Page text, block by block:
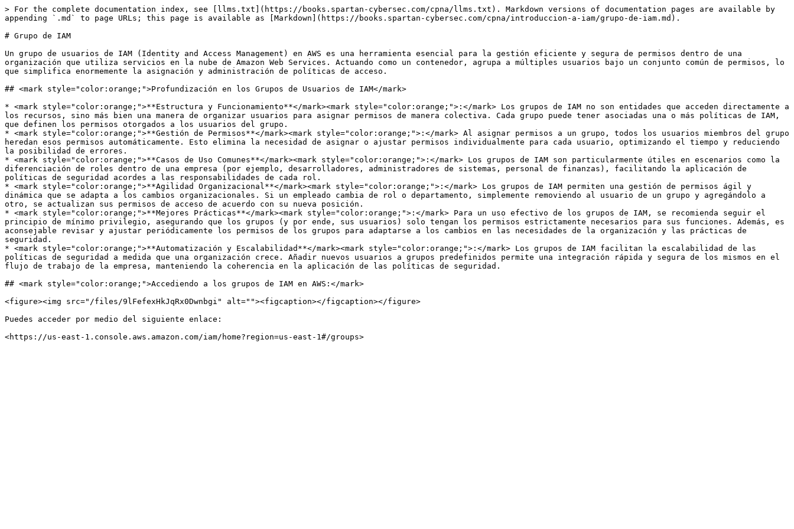
> For the complete documentation index, see [llms.txt](https://books.spartan-cybersec.com/cpna/llms.txt). Markdown versions of documentation pages are available by
appending `.md` to page URLs; this page is available as [Markdown](https://books.spartan-cybersec.com/cpna/introduccion-a-iam/grupo-de-iam.md).
# Grupo de IAM
Un grupo de usuarios de IAM (Identity and Access Management) en AWS es una herramienta esencial para la gestión eficiente y segura de permisos dentro de una
organización que utiliza servicios en la nube de Amazon Web Services. Actuando como un contenedor, agrupa a múltiples usuarios bajo un conjunto común de permisos, lo
que simplifica enormemente la asignación y administración de políticas de acceso.
## <mark style="color:orange;">Profundización en los Grupos de Usuarios de IAM</mark>
* <mark style="color:orange;">**Estructura y Funcionamiento**</mark><mark style="color:orange;">:</mark> Los grupos de IAM no son entidades que acceden directamente a
los recursos, sino más bien una manera de organizar usuarios para asignar permisos de manera colectiva. Cada grupo puede tener asociadas una o más políticas de IAM,
que definen los permisos otorgados a los usuarios del grupo.
* <mark style="color:orange;">**Gestión de Permisos**</mark><mark style="color:orange;">:</mark> Al asignar permisos a un grupo, todos los usuarios miembros del grupo
heredan esos permisos automáticamente. Esto elimina la necesidad de asignar o ajustar permisos individualmente para cada usuario, optimizando el tiempo y reduciendo
la posibilidad de errores.
* <mark style="color:orange;">**Casos de Uso Comunes**</mark><mark style="color:orange;">:</mark> Los grupos de IAM son particularmente útiles en escenarios como la
diferenciación de roles dentro de una empresa (por ejemplo, desarrolladores, administradores de sistemas, personal de finanzas), facilitando la aplicación de
políticas de seguridad acordes a las responsabilidades de cada rol.
* <mark style="color:orange;">**Agilidad Organizacional**</mark><mark style="color:orange;">:</mark> Los grupos de IAM permiten una gestión de permisos ágil y
dinámica que se adapta a los cambios organizacionales. Si un empleado cambia de rol o departamento, simplemente removiendo al usuario de un grupo y agregándolo a
otro, se actualizan sus permisos de acceso de acuerdo con su nueva posición.
* <mark style="color:orange;">**Mejores Prácticas**</mark><mark style="color:orange;">:</mark> Para un uso efectivo de los grupos de IAM, se recomienda seguir el
principio de mínimo privilegio, asegurando que los grupos (y por ende, sus usuarios) solo tengan los permisos estrictamente necesarios para sus funciones. Además, es
aconsejable revisar y ajustar periódicamente los permisos de los grupos para adaptarse a los cambios en las necesidades de la organización y las prácticas de
seguridad.
* <mark style="color:orange;">**Automatización y Escalabilidad**</mark><mark style="color:orange;">:</mark> Los grupos de IAM facilitan la escalabilidad de las
políticas de seguridad a medida que una organización crece. Añadir nuevos usuarios a grupos predefinidos permite una integración rápida y segura de los mismos en el
flujo de trabajo de la empresa, manteniendo la coherencia en la aplicación de las políticas de seguridad.
## <mark style="color:orange;">Accediendo a los grupos de IAM en AWS:</mark>
<figure><img src="/files/9lFefexHkJqRx0Dwnbgi" alt=""><figcaption></figcaption></figure>
Puedes acceder por medio del siguiente enlace: